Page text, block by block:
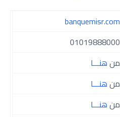
banquemisr.com
01019888000
منهنـــا
منهنـــا
منهنـــا